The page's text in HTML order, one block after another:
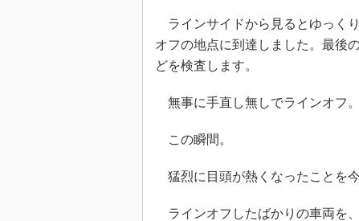
ラインサイドから見るとゆっく
オフの地点に到達しました。最後
どを検査します。
無事に手直し無しでラインオフ。
この瞬間。
猛烈に目頭が熱くなったことを
ラインオフしたばかりの車両を